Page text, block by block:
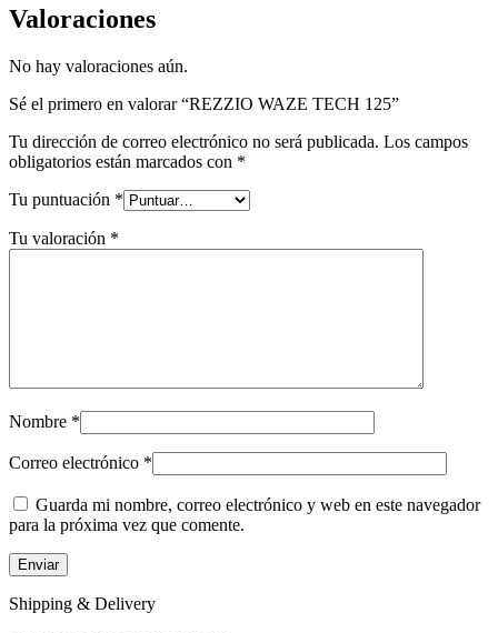
Valoraciones
No hay valoraciones aún.
Sé el primero en valorar “REZZIO WAZE TECH 125”
Tu dirección de correo electrónico no será publicada. Los campos
obligatorios están marcados con *
Tu puntuación *
Tu valoración *
Nombre *
Correo electrónico *
Guarda mi nombre, correo electrónico y web en este navegador
para la próxima vez que comente.
Shipping & Delivery